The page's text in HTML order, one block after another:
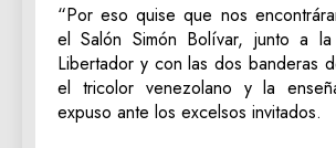
“Por eso quise que nos
el Salón Simón Bolívar, junto a
Libertador y con las dos banderas
el tricolor venezolano y la
expuso ante los excelsos invitados.